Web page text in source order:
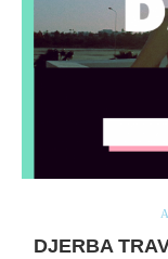
DJERBA